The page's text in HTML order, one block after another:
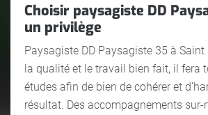
Choisir paysagiste DD
un privilège
Paysagiste DD Paysagiste 35 à
la qualité et le travail bien fait, il fera
études afin de bien de cohérer et
résultat. Des accompagnements sur-